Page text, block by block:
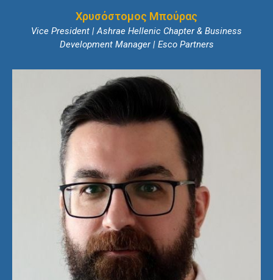
Χρυσόστομος Μπούρας
Vice President | Ashrae Hellenic Chapter & Business
Development Manager | Esco Partners